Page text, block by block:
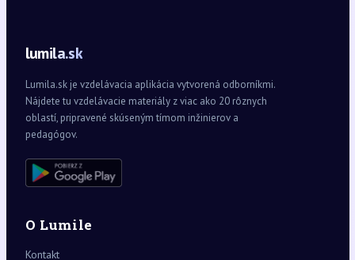
lumila.sk
Lumila.sk je vzdelávacia aplikácia vytvorená odborníkmi.
Nájdete tu vzdelávacie materiály z viac ako 20 rôznych
oblastí, pripravené skúseným tímom inžinierov a
pedagógov.
O Lumile
Kontakt